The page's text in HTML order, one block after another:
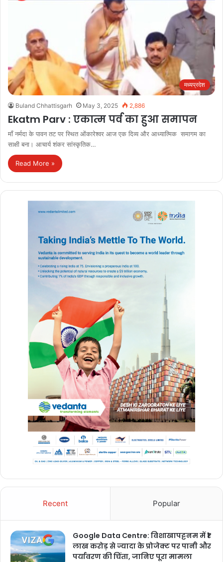
मध्यप्रदेश
Buland Chhattisgarh May 3, 2025 2,886
Ekatm Parv : एकात्म पर्व का हुआ समापन
माँ नर्मदा के पावन तट पर स्थित ओंकारेश्वर आज एक दिव्य और आध्यात्मिक समागम का
साक्षी बना। आचार्य शंकर सांस्कृतिक…
Read More »
Recent Popular
Google Data Centre: विशाखापट्टनम में ₹1
लाख करोड़ से ज्यादा के प्रोजेक्ट पर पानी और
पर्यावरण की चिंता, जानिए पूरा मामला